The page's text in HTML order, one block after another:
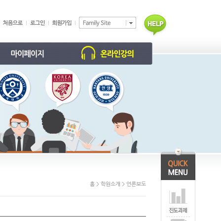
학습 현황
학부모 홈
진도/과제
개인정보 수정
회원탈퇴 신청
동영상 강의
홈 > 학원소개 > 언론보도